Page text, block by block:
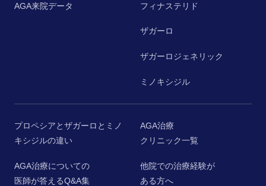
AGA来院データ フィナステリド
ザガーロ
ザガーロジェネリック
ミノキシジル
プロペシアとザガーロとミノ
キシジルの違い
AGA治療についての
医師が答えるQ&A集
AGA治療
クリニック一覧
他院での治療経験が
ある方へ